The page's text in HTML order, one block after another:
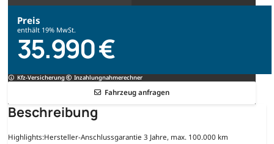
Preis
enthält 19% MwSt.
35.990 €
Kfz-Versicherung Inzahlungnahmerechner
Fahrzeug anfragen
Beschreibung
Highlights:Hersteller-Anschlussgarantie 3 Jahre, max. 100.000 km